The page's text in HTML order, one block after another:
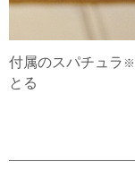
付属のスパチュラ ※
とる